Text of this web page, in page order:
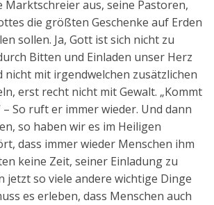
Marktschreier aus, seine Pastoren,
die größten Geschenke auf Erden
sollen. Ja, Gott ist sich nicht zu
Bitten und Einladen unser Herz
nicht mit irgendwelchen zusätzlichen
erst recht nicht mit Gewalt. „Kommt
So ruft er immer wieder. Und dann
so haben wir es im Heiligen
dass immer wieder Menschen ihm
keine Zeit, seiner Einladung zu
jetzt so viele andere wichtige Dinge
es erleben, dass Menschen auch